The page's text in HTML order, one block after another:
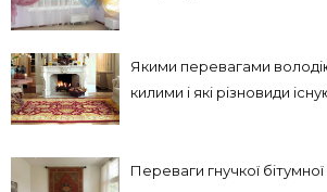
Якими перевагами
килими і які різновиди
Переваги гнучкої